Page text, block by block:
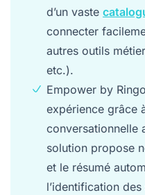
etc.).
Empower by
expérience grâce
conversationnelle
solution propose
et le résumé
l’identification des
avancés pour
commerciales,
marketing à